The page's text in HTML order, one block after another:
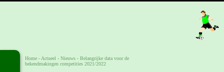
Home - Actueel - Nieuws - Belangrijke data voor de
bekendmakingen competities 2021/2022